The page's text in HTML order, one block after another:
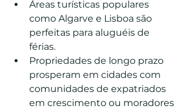
Áreas turísticas populares
como Algarve e Lisboa são
perfeitas para aluguéis de
férias.
Propriedades de longo prazo
prosperam em cidades com
comunidades de expatriados
em crescimento ou moradores